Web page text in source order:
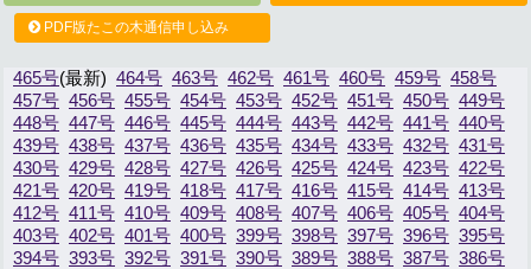
PDF版たこの木通信申し込み
465号 464号 463号 462号 461号 460号 459号 458号
457号 456号 455号 454号 453号 452号 451号 450号 449号
448号 447号 446号 445号 444号 443号 442号 441号 440号
439号 438号 437号 436号 435号 434号 433号 432号 431号
430号 429号 428号 427号 426号 425号 424号 423号 422号
421号 420号 419号 418号 417号 416号 415号 414号 413号
412号 411号 410号 409号 408号 407号 406号 405号 404号
403号 402号 401号 400号 399号 398号 397号 396号 395号
394号 393号 392号 391号 390号 389号 388号 387号 386号